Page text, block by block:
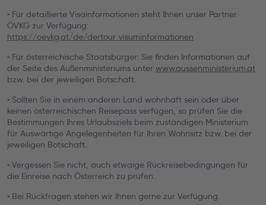
• Für detaillierte Visainformationen steht Ihnen unser Partner
ÖVKG zur Verfügung:
https://oevkg.at/de/dertour_visuminformationen
• Für österreichische Staatsbürger: Sie finden Informationen auf
der Seite des Außenministeriums unter www.aussenministerium.at
bzw. bei der jeweiligen Botschaft.
• Sollten Sie in einem anderen Land wohnhaft sein oder über
keinen österreichischen Reisepass verfügen, so prüfen Sie die
Bestimmungen Ihres Urlaubsziels beim zuständigen Ministerium
für Auswärtige Angelegenheiten für Ihren Wohnsitz bzw. bei der
jeweiligen Botschaft.
• Vergessen Sie nicht, auch etwaige Rückreisebedingungen für
die Einreise nach Österreich zu prüfen.
• Bei Rückfragen stehen wir Ihnen gerne zur Verfügung.